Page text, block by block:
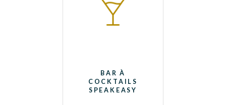
BAR À
COCKTAILS
SPEAKEASY